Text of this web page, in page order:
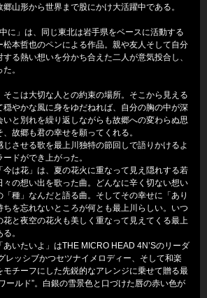
山形から世界まで股にかけ大活躍中である。
に」は、同じ東北は岩手県をベースに活動する
松本哲也のペンによる作品。親や友人そして自分
る熱い想いを分かち合えた二人が意気投合し、
。
こは大切な人との約束の場所。そこから見える
やかな風に身をゆだねれば、自分の胸の中が深
いと別れを繰り返しながらも故郷への変わらぬ思
故郷も君の幸せを願ってくれる。
させる歌を最上川独特の節回しで語りかけるよ
ドができ上がった。
は花」は、夏の花火に重なって見え隠れする若
々の想い出を歌った曲。どんなに辛く切ない想い
種」なんだと語る曲。そしてその幸せに「あり
を忘れないところが何とも最上川らしい。いつ
と夜空の花火も美しく重なって見えてくる最上
。
いたいよ」はTHE MICRO HEAD 4N’Sのリーダ
レッシブかつセツナイメロディー、そして和楽
チーフにした先鋭的なアレンジに乗せて贈る最
ールド”。白銀の雪景色と口づけた唇の赤い色が